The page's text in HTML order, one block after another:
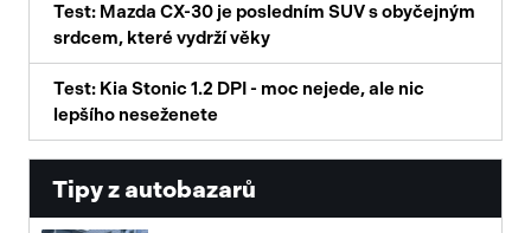
Test: Mazda CX-30 je posledním SUV s obyčejným
srdcem, které vydrží věky
Test: Kia Stonic 1.2 DPI - moc nejede, ale nic
lepšího neseženete
Tipy z autobazarů